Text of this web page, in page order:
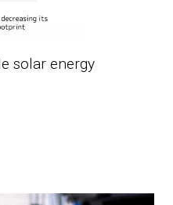
solar energy